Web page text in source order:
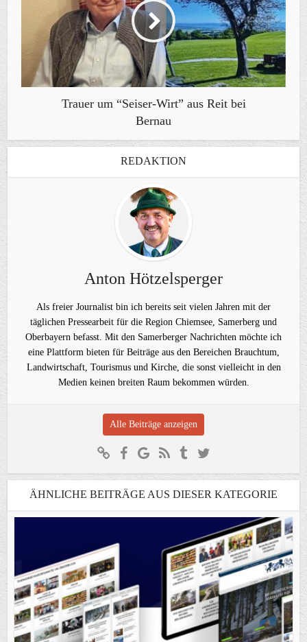
Trauer um “Seiser-Wirt” aus Reit bei
Bernau
REDAKTION
Anton Hötzelsperger
Als freier Journalist bin ich bereits seit vielen Jahren mit der
täglichen Pressearbeit für die Region Chiemsee, Samerberg und
Oberbayern befasst. Mit den Samerberger Nachrichten möchte ich
eine Plattform bieten für Beiträge aus den Bereichen Brauchtum,
Landwirtschaft, Tourismus und Kirche, die sonst vielleicht in den
Medien keinen breiten Raum bekommen würden.
Alle Beiträge anzeigen
ÄHNLICHE BEITRÄGE AUS DIESER KATEGORIE